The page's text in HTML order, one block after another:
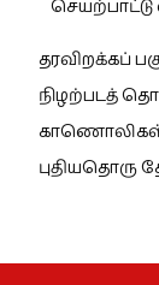
தரவிறக்கப்
நிழற்படத்